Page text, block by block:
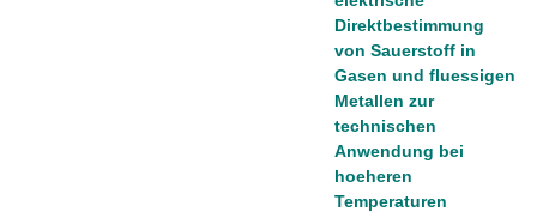
Direktbestimmung
von Sauerstoff in
Gasen und fluessigen
Metallen zur
technischen
Anwendung bei
hoeheren
Temperaturen